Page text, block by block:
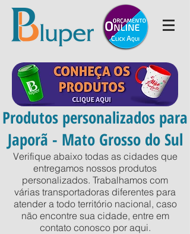
Produtos personalizados para
Japorã - Mato Grosso do Sul
Verifique abaixo todas as cidades que
entregamos nossos produtos
personalizados. Trabalhamos com
várias transportadoras diferentes para
atender a todo território nacional, caso
não encontre sua cidade, entre em
contato conosco por aqui.